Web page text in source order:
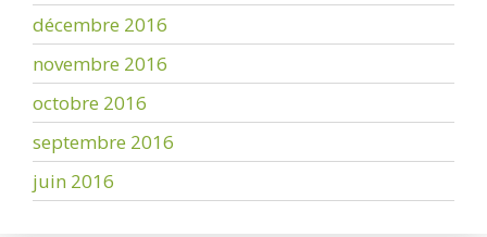
décembre 2016
novembre 2016
octobre 2016
septembre 2016
juin 2016